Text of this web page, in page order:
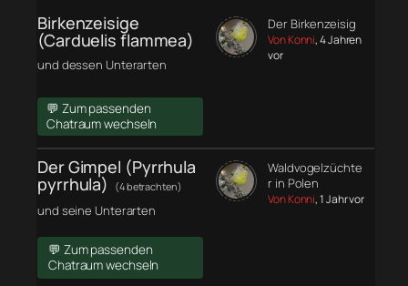
Birkenzeisige
(Carduelis flammea)
und dessen Unterarten
💬 Zum passenden
Chatraum wechseln
Der Birkenzeisig
Von Konni, 4 Jahren
vor
Der Gimpel (Pyrrhula
pyrrhula) (4 betrachten)
und seine Unterarten
💬 Zum passenden
Chatraum wechseln
Waldvogelzüchte
r in Polen
Von Konni, 1 Jahr vor